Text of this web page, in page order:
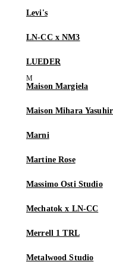
Levi's
LN-CC x NM3
LUEDER
Maison Margiela
Maison Mihara
Marni
Martine Rose
Massimo Osti Studio
Mechatok x LN-CC
Merrell 1 TRL
Metalwood Studio